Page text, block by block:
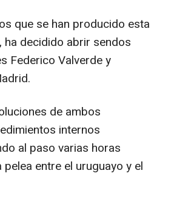
que se han producido esta
ha decidido abrir sendos
Federico Valverde y
de ambos
internos
al paso varias horas
entre el uruguayo y el